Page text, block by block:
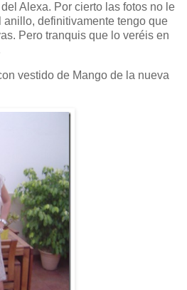
Alexa. Por cierto las fotos no le
anillo, definitivamente tengo que
Pero tranquis que lo veréis en
vestido de Mango de la nueva